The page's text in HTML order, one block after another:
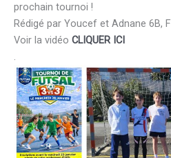
prochain tournoi !
Rédigé par Youcef et Adnane 6B,
Voir la vidéo CLIQUER ICI
.